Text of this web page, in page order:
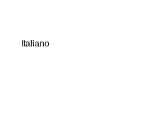
Italiano